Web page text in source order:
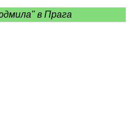
в Прага